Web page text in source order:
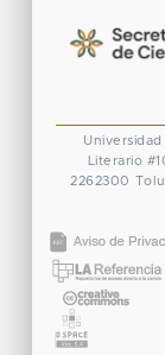
Literario
2262300